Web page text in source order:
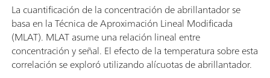
La cuantificación de la concentración de abrillantador se
basa en la Técnica de Aproximación Lineal Modificada
(MLAT). MLAT asume una relación lineal entre
concentración y señal. El efecto de la temperatura sobre esta
correlación se exploró utilizando alícuotas de abrillantador.